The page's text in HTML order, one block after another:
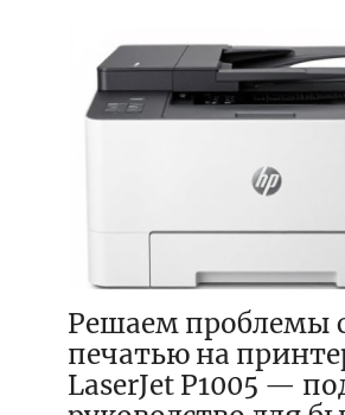
Решаем проблемы
печатью на
LaserJet P1005 —